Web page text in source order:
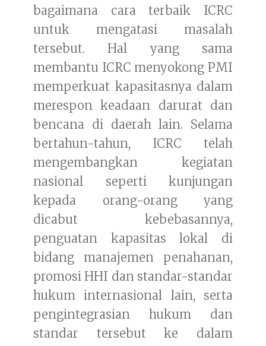
bagaimana cara terbaik ICRC
untuk mengatasi masalah
tersebut. Hal yang sama
membantu ICRC menyokong PMI
memperkuat kapasitasnya dalam
merespon keadaan darurat dan
bencana di daerah lain. Selama
bertahun-tahun, ICRC telah
mengembangkan kegiatan
nasional seperti kunjungan
kepada orang-orang yang
dicabut kebebasannya,
penguatan kapasitas lokal di
bidang manajemen penahanan,
promosi HHI dan standar-standar
hukum internasional lain, serta
pengintegrasian hukum dan
standar tersebut ke dalam